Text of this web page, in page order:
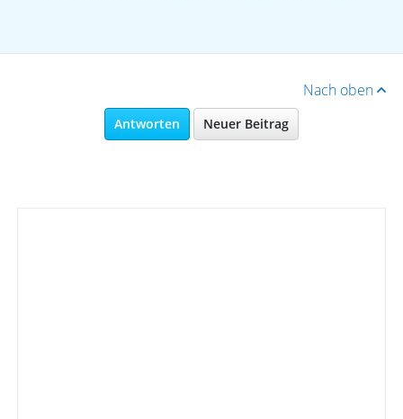
Nach oben
Antworten Neuer Beitrag